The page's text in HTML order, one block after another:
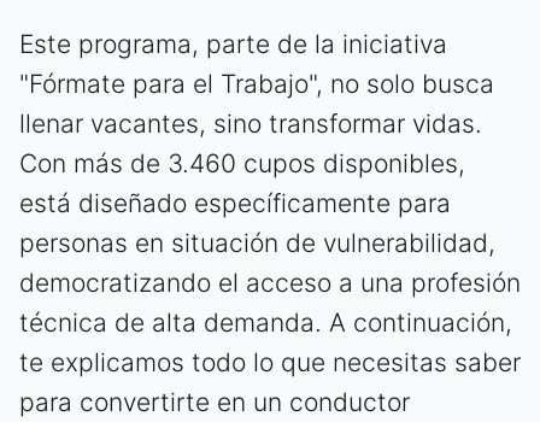
Este programa, parte de la iniciativa
"Fórmate para el Trabajo", no solo busca
llenar vacantes, sino transformar vidas.
Con más de 3.460 cupos disponibles,
está diseñado específicamente para
personas en situación de vulnerabilidad,
democratizando el acceso a una profesión
técnica de alta demanda. A continuación,
te explicamos todo lo que necesitas saber
para convertirte en un conductor